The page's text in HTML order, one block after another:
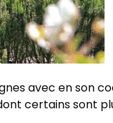
avec en son
certains sont